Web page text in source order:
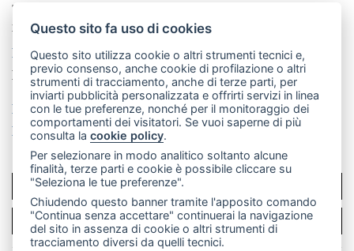
Telefono:
mail: redazione@leccoonline.com
La redazione
MerateOnline CasateOnline
RSS
Made by VIP
Privacy policy
Cookie policy
Rivedi le tue scelte sui cookie
SCRIVICI
PER LA TUA PUBBLICITÀ
Questo sito fa uso di cookies
Questo sito utilizza cookie o altri strumenti tecnici e,
previo consenso, anche cookie di profilazione o altri
strumenti di tracciamento, anche di terze parti, per
inviarti pubblicità personalizzata e offrirti servizi in linea
con le tue preferenze, nonché per il monitoraggio dei
comportamenti dei visitatori. Se vuoi saperne di più
consulta lacookie policy.
Per selezionare in modo analitico soltanto alcune
finalità, terze parti e cookie è possibile cliccare su
"Seleziona le tue preferenze".
Chiudendo questo banner tramite l'apposito comando
"Continua senza accettare" continuerai la navigazione
del sito in assenza di cookie o altri strumenti di
tracciamento diversi da quelli tecnici.